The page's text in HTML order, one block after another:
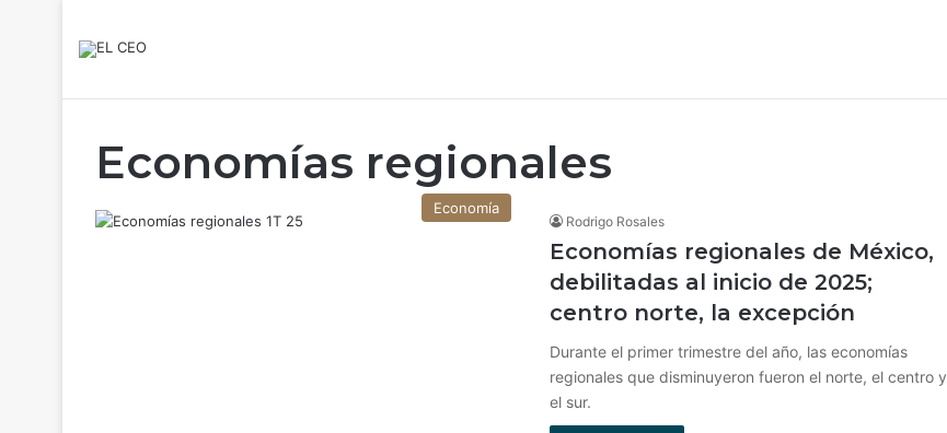
Economías regionales
Economía
Rodrigo Rosales
Economías regionales de México,
debilitadas al inicio de 2025;
centro norte, la excepción
Durante el primer trimestre del año, las economías
regionales que disminuyeron fueron el norte, el centro y
el sur.